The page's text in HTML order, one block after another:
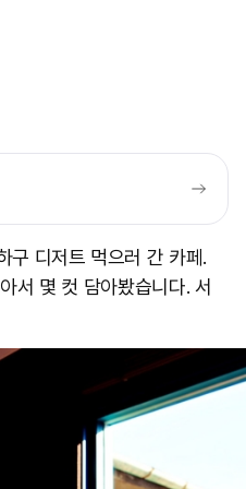
구 디저트 먹으러 간 카페.
서 몇 컷 담아봤습니다. 서